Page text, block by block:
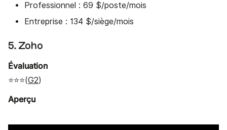
Professionnel : 69 $/poste/mois
Entreprise : 134 $/siège/mois
5. Zoho
Évaluation
⭐⭐⭐(G2)
Aperçu